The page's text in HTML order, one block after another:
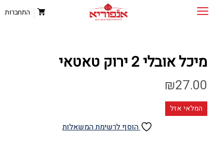
התחברות
מיכל אובלי 2 ירוק טאטאי
₪27.00
המלאי אזל
הוסף לרשימת המשאלות